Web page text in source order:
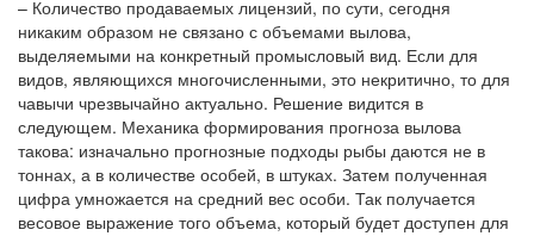
– Количество продаваемых лицензий, по сути, сегодня
никаким образом не связано с объемами вылова,
выделяемыми на конкретный промысловый вид. Если для
видов, являющихся многочисленными, это некритично, то для
чавычи чрезвычайно актуально. Решение видится в
следующем. Механика формирования прогноза вылова
такова: изначально прогнозные подходы рыбы даются не в
тоннах, а в количестве особей, в штуках. Затем полученная
цифра умножается на средний вес особи. Так получается
весовое выражение того объема, который будет доступен для